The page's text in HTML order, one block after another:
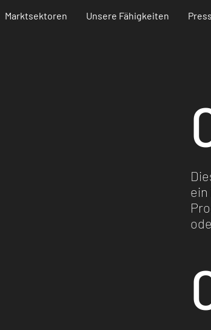
Marktsektoren Unsere Fähigkeiten
ein